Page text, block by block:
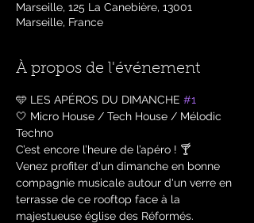
Marseille, 125 La Canebière, 13001
Marseille, France
À propos de l'événement
🩵 LES APÉROS DU DIMANCHE #1
🤍 Micro House / Tech House / Mélodic
Techno
C’est encore l’heure de l’apéro ! 🍸
Venez profiter d'un dimanche en bonne
compagnie musicale autour d'un verre en
terrasse de ce rooftop face à la
majestueuse église des Réformés.